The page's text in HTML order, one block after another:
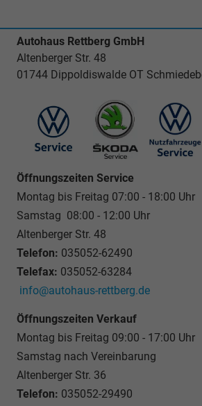
Autohaus Rettberg GmbH
Altenberger Str. 48
01744 Dippoldiswalde OT
Öffnungszeiten Service
Montag bis Freitag 07:00 - 18:00 Uhr
Samstag 08:00 - 12:00 Uhr
Altenberger Str. 48
Telefon: 035052-62490
Telefax: 035052-63284
info@autohaus-rettberg.de
Öffnungszeiten Verkauf
Montag bis Freitag 09:00 - 17:00 Uhr
Samstag nach Vereinbarung
Altenberger Str. 36
Telefon: 035052-29490